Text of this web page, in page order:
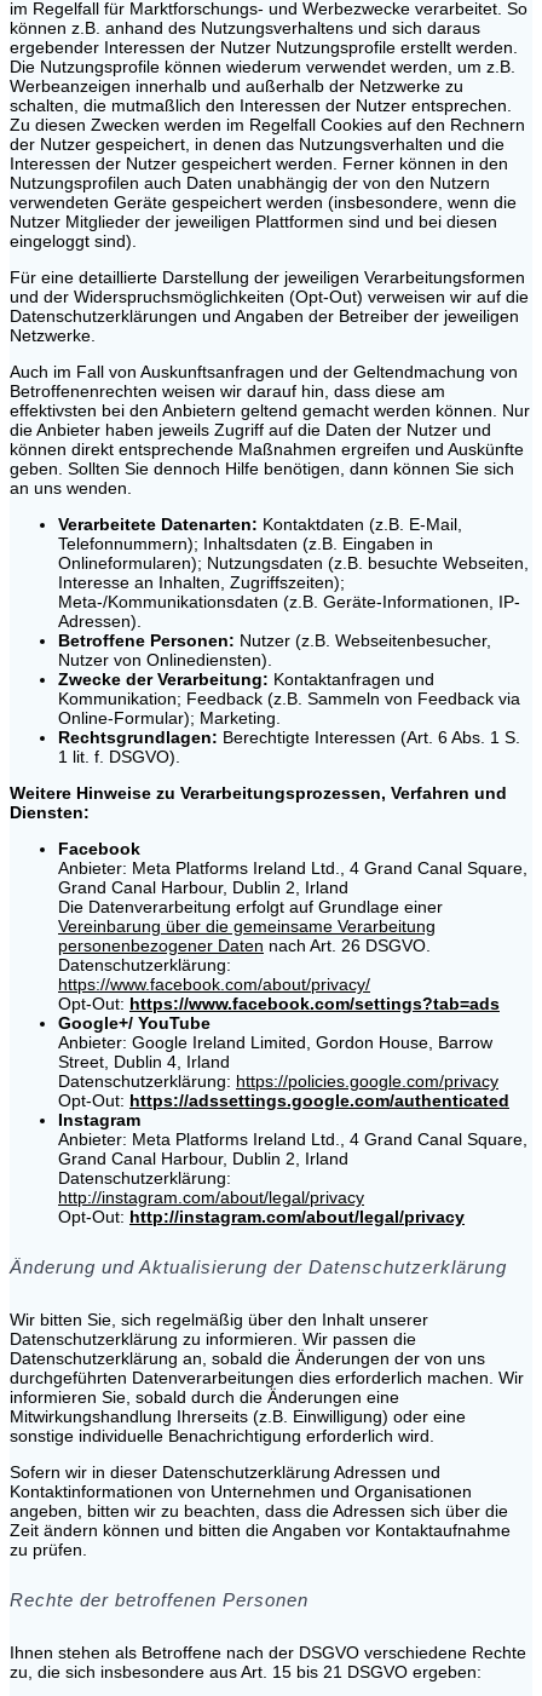
im Regelfall für Marktforschungs- und Werbezwecke verarbeitet. So
können z.B. anhand des Nutzungsverhaltens und sich daraus
ergebender Interessen der Nutzer Nutzungsprofile erstellt werden.
Die Nutzungsprofile können wiederum verwendet werden, um z.B.
Werbeanzeigen innerhalb und außerhalb der Netzwerke zu
schalten, die mutmaßlich den Interessen der Nutzer entsprechen.
Zu diesen Zwecken werden im Regelfall Cookies auf den Rechnern
der Nutzer gespeichert, in denen das Nutzungsverhalten und die
Interessen der Nutzer gespeichert werden. Ferner können in den
Nutzungsprofilen auch Daten unabhängig der von den Nutzern
verwendeten Geräte gespeichert werden (insbesondere, wenn die
Nutzer Mitglieder der jeweiligen Plattformen sind und bei diesen
eingeloggt sind).
Für eine detaillierte Darstellung der jeweiligen Verarbeitungsformen
und der Widerspruchsmöglichkeiten (Opt-Out) verweisen wir auf die
Datenschutzerklärungen und Angaben der Betreiber der jeweiligen
Netzwerke.
Auch im Fall von Auskunftsanfragen und der Geltendmachung von
Betroffenenrechten weisen wir darauf hin, dass diese am
effektivsten bei den Anbietern geltend gemacht werden können. Nur
die Anbieter haben jeweils Zugriff auf die Daten der Nutzer und
können direkt entsprechende Maßnahmen ergreifen und Auskünfte
geben. Sollten Sie dennoch Hilfe benötigen, dann können Sie sich
an uns wenden.
Verarbeitete Datenarten: Kontaktdaten (z.B. E-Mail,
Telefonnummern); Inhaltsdaten (z.B. Eingaben in
Onlineformularen); Nutzungsdaten (z.B. besuchte Webseiten,
Interesse an Inhalten, Zugriffszeiten);
Meta-/Kommunikationsdaten (z.B. Geräte-Informationen, IP-
Adressen).
Betroffene Personen: Nutzer (z.B. Webseitenbesucher,
Nutzer von Onlinediensten).
Zwecke der Verarbeitung: Kontaktanfragen und
Kommunikation; Feedback (z.B. Sammeln von Feedback via
Online-Formular); Marketing.
Rechtsgrundlagen: Berechtigte Interessen (Art. 6 Abs. 1 S.
1 lit. f. DSGVO).
Weitere Hinweise zu Verarbeitungsprozessen, Verfahren und
Diensten:
Facebook
Anbieter: Meta Platforms Ireland Ltd., 4 Grand Canal Square,
Grand Canal Harbour, Dublin 2, Irland
Die Datenverarbeitung erfolgt auf Grundlage einer
Vereinbarung über die gemeinsame Verarbeitung
personenbezogener Daten nach Art. 26 DSGVO.
Datenschutzerklärung:
https://www.facebook.com/about/privacy/
Opt-Out: https://www.facebook.com/settings?tab=ads
Google+/ YouTube
Anbieter: Google Ireland Limited, Gordon House, Barrow
Street, Dublin 4, Irland
Datenschutzerklärung: https://policies.google.com/privacy
Opt-Out: https://adssettings.google.com/authenticated
Instagram
Anbieter: Meta Platforms Ireland Ltd., 4 Grand Canal Square,
Grand Canal Harbour, Dublin 2, Irland
Datenschutzerklärung:
http://instagram.com/about/legal/privacy
Opt-Out: http://instagram.com/about/legal/privacy
Änderung und Aktualisierung der Datenschutzerklärung
Wir bitten Sie, sich regelmäßig über den Inhalt unserer
Datenschutzerklärung zu informieren. Wir passen die
Datenschutzerklärung an, sobald die Änderungen der von uns
durchgeführten Datenverarbeitungen dies erforderlich machen. Wir
informieren Sie, sobald durch die Änderungen eine
Mitwirkungshandlung Ihrerseits (z.B. Einwilligung) oder eine
sonstige individuelle Benachrichtigung erforderlich wird.
Sofern wir in dieser Datenschutzerklärung Adressen und
Kontaktinformationen von Unternehmen und Organisationen
angeben, bitten wir zu beachten, dass die Adressen sich über die
Zeit ändern können und bitten die Angaben vor Kontaktaufnahme
zu prüfen.
Rechte der betroffenen Personen
Ihnen stehen als Betroffene nach der DSGVO verschiedene Rechte
zu, die sich insbesondere aus Art. 15 bis 21 DSGVO ergeben: